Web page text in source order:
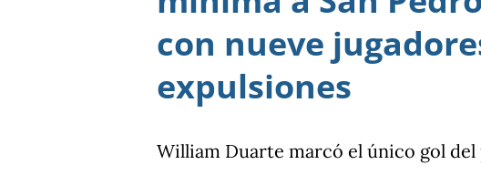
con nueve
expulsiones
William Duarte marcó el único gol